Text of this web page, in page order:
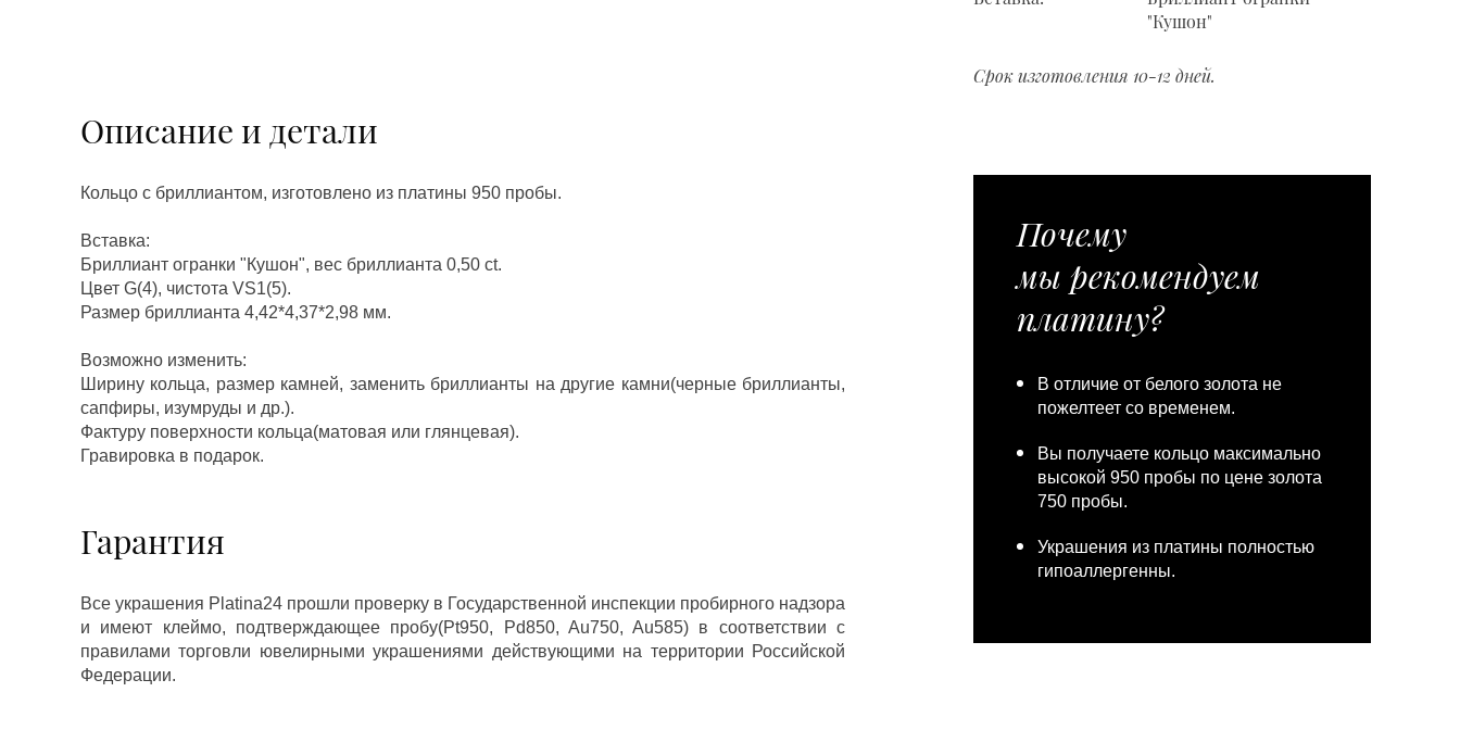
"Кушон"
Срок изготовления 10-12 дней.
Описание и детали
Кольцо с бриллиантом, изготовлено из платины 950 пробы.
Вставка:
Бриллиант огранки "Кушон", вес бриллианта 0,50 ct.
Цвет G(4), чистота VS1(5).
Размер бриллианта 4,42*4,37*2,98 мм.
Возможно изменить:
Ширину кольца, размер камней, заменить бриллианты на другие камни(черные бриллианты,
сапфиры, изумруды и др.).
Фактуру поверхности кольца(матовая или глянцевая).
Гравировка в подарок.
Гарантия
Все украшения Platina24 прошли проверку в Государственной инспекции пробирного надзора
и имеют клеймо, подтверждающее пробу(Pt950, Pd850, Au750, Au585) в соответствии с
правилами торговли ювелирными украшениями действующими на территории Российской
Федерации.
Почему
мы рекомендуем
платину?
В отличие от белого золота не
пожелтеет со временем.
Вы получаете кольцо максимально
высокой 950 пробы по цене золота
750 пробы.
Украшения из платины полностью
гипоаллергенны.